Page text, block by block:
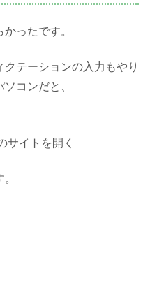
ったです。
テーションの入力もやり
コンだと、
サイトを開く